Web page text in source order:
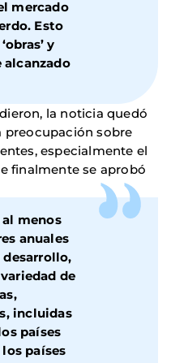
mercado
Esto
y
la noticia quedó
preocupación sobre
especialmente el
finalmente se aprobó
menos
anuales
desarrollo,
de
incluidas
países
países